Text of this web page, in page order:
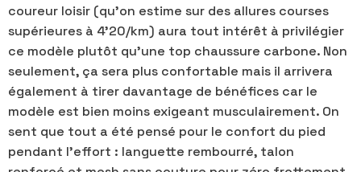
coureur loisir (qu’on estime sur des allures courses
supérieures à 4’20/km) aura tout intérêt à privilégier
ce modèle plutôt qu’une top chaussure carbone. Non
seulement, ça sera plus confortable mais il arrivera
également à tirer davantage de bénéfices car le
modèle est bien moins exigeant musculairement. On
sent que tout a été pensé pour le confort du pied
pendant l’effort : languette rembourré, talon